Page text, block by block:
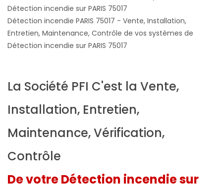
Détection incendie PARIS 75017 - Vente, Installation,
Entretien, Maintenance, Contrôle de vos systèmes de
Détection incendie sur PARIS 75017
La Société PFI C'est la Vente,
Installation, Entretien,
Maintenance, Vérification,
Contrôle
De votre Détection incendie sur